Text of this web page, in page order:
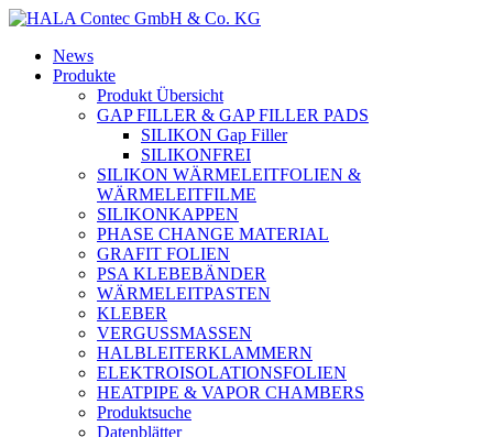
News
Produkte
Produkt Übersicht
GAP FILLER & GAP FILLER PADS
SILIKON Gap Filler
SILIKONFREI
SILIKON WÄRMELEITFOLIEN &
WÄRMELEITFILME
SILIKONKAPPEN
PHASE CHANGE MATERIAL
GRAFIT FOLIEN
PSA KLEBEBÄNDER
WÄRMELEITPASTEN
KLEBER
VERGUSSMASSEN
HALBLEITERKLAMMERN
ELEKTROISOLATIONSFOLIEN
HEATPIPE & VAPOR CHAMBERS
Produktsuche
Datenblätter